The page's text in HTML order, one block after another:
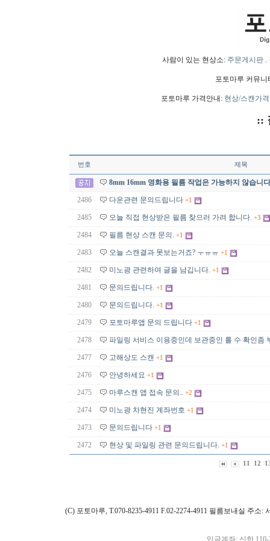
사람이 있는 현상소: 주문게시판.
포토마루 커뮤
포토마루 가격안내: 현상/스캔가격
::
번호 제목
8mm 16mm 영화용 필름 작업은 가능하지 않습니
2486 다운관련 문의드립니다 +1
2485 오늘 직접 현상받은 필름 찾으러 가려 합니다. +3
2484 필름 현상 스캔 문의. +1
2483 오늘 스캔결과 못보는거죠? ㅜㅠㅠ +1
2482 미노광 관련하여 글을 남깁니다. +1
2481 문의드립니다. +1
2480 문의드립니다. +1
2479 포토마루앱 문의 드립니다 +1
2478 파일링 서비스 이용중인데 보관중인 롤 수 확인좀
2477 고해상도 스캔 +1
2476 안녕하세요 +1
2475 마루스캔 앱 접속 문의.. +2
2474 미노광 차현진 계좌번호 +1
2473 문의드립니다 +1
2472 현상 및 파일링 관련 문의드립니다. +1
11 12
(C) 포토마루, T.070-8235-4911 F.02-2274-4911 필름보내실 주
입금계좌: 신한